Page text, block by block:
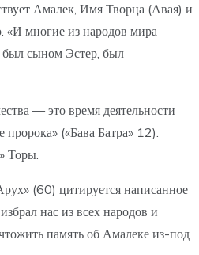
Амалек, Имя Творца (Авая) и
«И многие из народов мира
был сыном Эстер, был
— это время деятельности
(«Бава Батра» 12).
Торы.
(60) цитируется написанное
нас из всех народов и
память об Амалеке из-под